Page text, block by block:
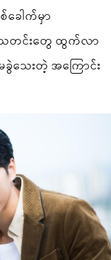
ေါက်မှာ
သတင်းတွေ ထွက်လာ
ခွဲသေးတဲ့ အကြောင်း